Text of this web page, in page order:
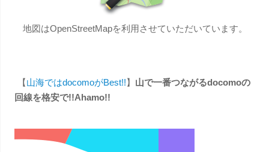
地図はOpenStreetMapを利用させていただいています。
【山海ではdocomoがBest!!】 山で一番つながるdocomoの
回線を格安で!!Ahamo!!